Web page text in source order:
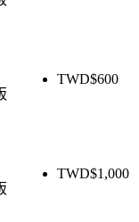
TWD$600
TWD$1,000